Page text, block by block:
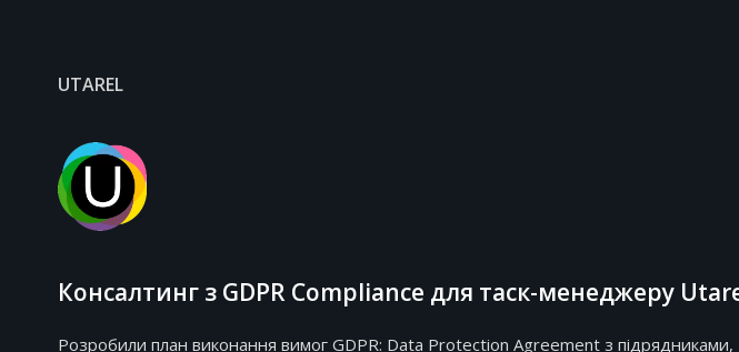
UTAREL
Консалтинг з GDPR Compliance для таск-менеджеру
Розробили план виконання вимог GDPR: Data Protection Agreement з